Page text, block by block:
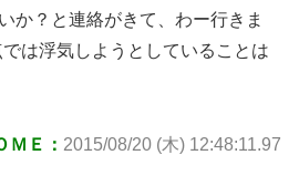
か？と連絡がきて、わー行きま
は浮気しようとしていることは
ＭＥ： 2015/08/20 (木) 12:48:11.97